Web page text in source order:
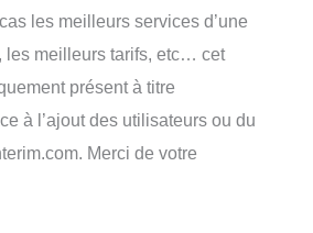
les meilleurs services d’une
les meilleurs tarifs, etc… cet
présent à titre
à l’ajout des utilisateurs ou du
Merci de votre